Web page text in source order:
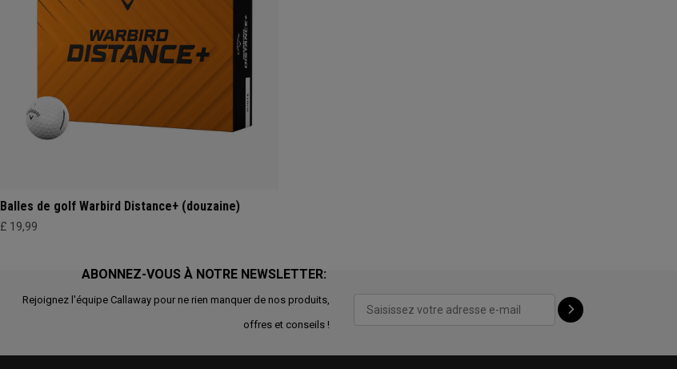
Balles de golf Warbird Distance+ (douzaine)
£ 19,99
ABONNEZ-VOUS À NOTRE NEWSLETTER:
Rejoignez l'équipe Callaway pour ne rien manquer de nos produits,
offres et conseils !